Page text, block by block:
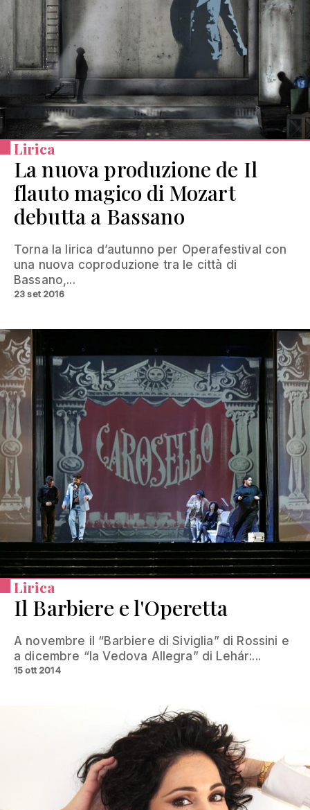
Lirica
La nuova produzione de Il
flauto magico di Mozart
debutta a Bassano
Torna la lirica d’autunno per Operafestival con
una nuova coproduzione tra le città di
Bassano,...
23 set 2016
Lirica
Il Barbiere e l'Operetta
A novembre il “Barbiere di Siviglia” di Rossini e
a dicembre “la Vedova Allegra” di Lehár:...
15 ott 2014